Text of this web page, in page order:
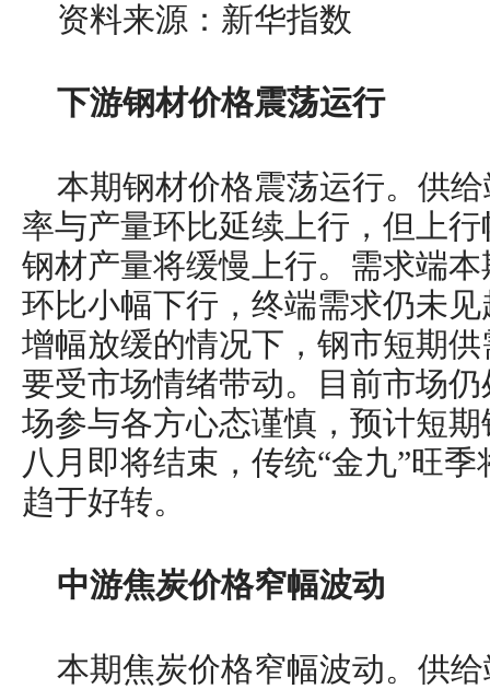
资料来源：新华指数
下游钢材价格震荡运行
本期钢材价格震荡运行。供
率与产量环比延续上行，但上
钢材产量将缓慢上行。需求端
环比小幅下行，终端需求仍未
增幅放缓的情况下，钢市短期
要受市场情绪带动。目前市场
场参与各方心态谨慎，预计短
八月即将结束，传统“金九”旺
趋于好转。
中游焦炭价格窄幅波动
本期焦炭价格窄幅波动。供